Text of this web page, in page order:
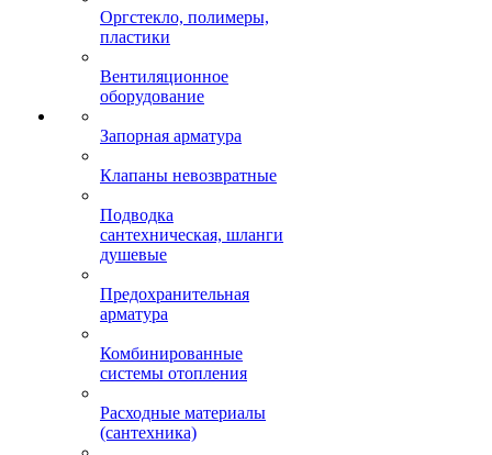
Оргстекло, полимеры,
пластики
Вентиляционное
оборудование
Запорная арматура
Клапаны невозвратные
Подводка
сантехническая, шланги
душевые
Предохранительная
арматура
Комбинированные
системы отопления
Расходные материалы
(сантехника)